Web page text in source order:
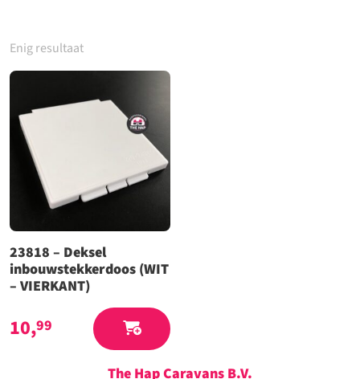
Enig resultaat
23818 – Deksel
inbouwstekkerdoos (WIT
– VIERKANT)
10,99
The Hap Caravans B.V.